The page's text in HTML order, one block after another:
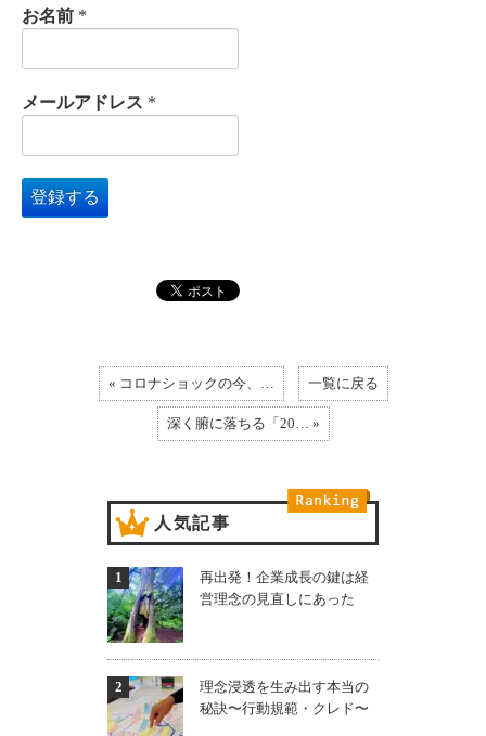
お名前 *
メールアドレス *
« コロナショックの今、… 一覧に戻る
深く腑に落ちる「20… »
人気記事
再出発！企業成長の鍵は経
営理念の見直しにあった
理念浸透を生み出す本当の
秘訣〜行動規範・クレド〜